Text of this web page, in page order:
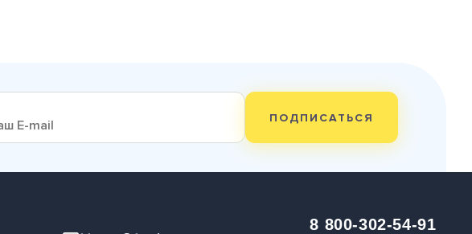
ПОДПИСАТЬСЯ
8 800-302-54-91